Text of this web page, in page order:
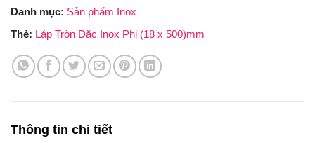
Danh mục: Sản phẩm Inox
Thẻ: Láp Tròn Đặc Inox Phi (18 x 500)mm
Thông tin chi tiết